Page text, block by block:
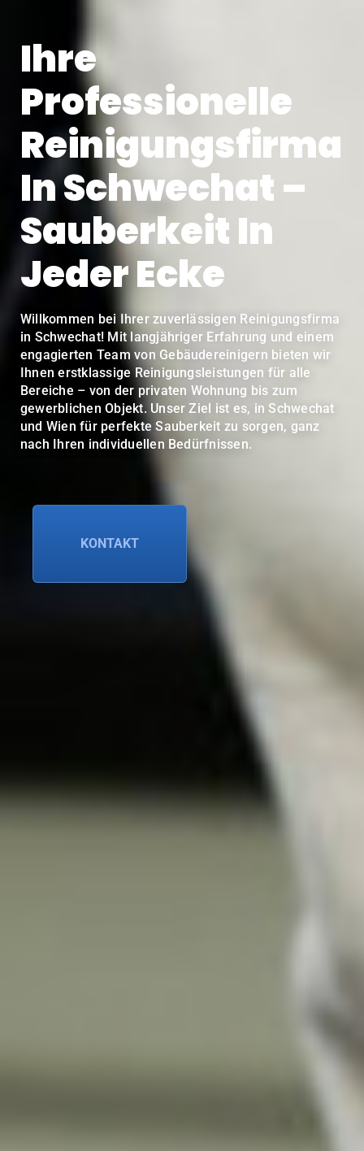
Ihre
Professionelle
Reinigungsfirma
In Schwechat –
Sauberkeit In
Jeder Ecke
Willkommen bei Ihrer zuverlässigen Reinigungsfirma
in Schwechat! Mit langjähriger Erfahrung und einem
engagierten Team von Gebäudereinigern bieten wir
Ihnen erstklassige Reinigungsleistungen für alle
Bereiche – von der privaten Wohnung bis zum
gewerblichen Objekt. Unser Ziel ist es, in Schwechat
und Wien für perfekte Sauberkeit zu sorgen, ganz
nach Ihren individuellen Bedürfnissen.
KONTAKT